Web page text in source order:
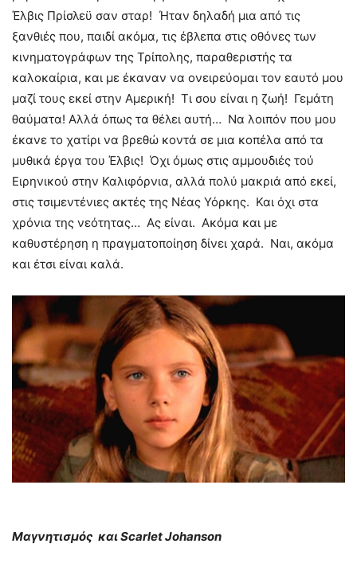
Έλβις Πρίσλεϋ σαν σταρ! Ήταν δηλαδή μια από τις
ξανθιές που, παιδί ακόμα, τις έβλεπα στις οθόνες των
κινηματογράφων της Τρίπολης, παραθεριστής τα
καλοκαίρια, και με έκαναν να ονειρεύομαι τον εαυτό μου
μαζί τους εκεί στην Αμερική! Τι σου είναι η ζωή! Γεμάτη
θαύματα! Αλλά όπως τα θέλει αυτή… Να λοιπόν που μου
έκανε το χατίρι να βρεθώ κοντά σε μια κοπέλα από τα
μυθικά έργα του Έλβις! Όχι όμως στις αμμουδιές τού
Ειρηνικού στην Καλιφόρνια, αλλά πολύ μακριά από εκεί,
στις τσιμεντένιες ακτές της Νέας Υόρκης. Και όχι στα
χρόνια της νεότητας… Ας είναι. Ακόμα και με
καθυστέρηση η πραγματοποίηση δίνει χαρά. Ναι, ακόμα
και έτσι είναι καλά.
Μαγνητισμός και Scarlet Johanson